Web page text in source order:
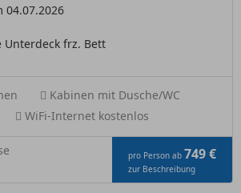
04.07.2026
Unterdeck frz. Bett
Kabinen mit Dusche/WC
WiFi-Internet kostenlos
pro Person ab 749 €
zur Beschreibung